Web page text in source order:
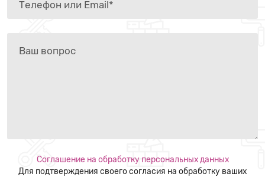
Соглашение на обработку персональных данных
Для подтверждения своего согласия на обработку ваших